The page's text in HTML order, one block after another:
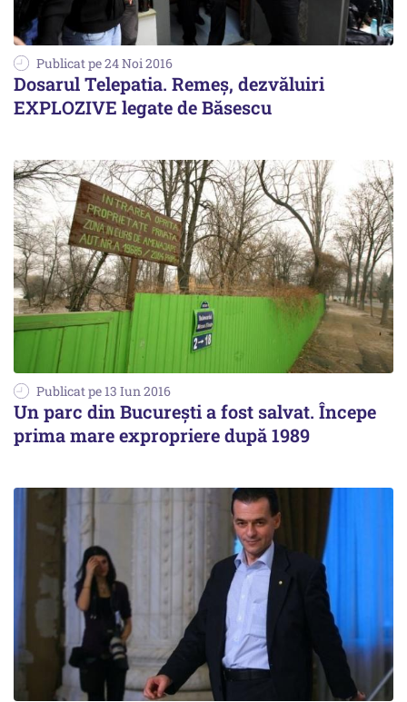
Publicat pe 24 Noi 2016
Dosarul Telepatia. Remeș, dezvăluiri
EXPLOZIVE legate de Băsescu
Publicat pe 13 Iun 2016
Un parc din București a fost salvat. Începe
prima mare expropriere după 1989